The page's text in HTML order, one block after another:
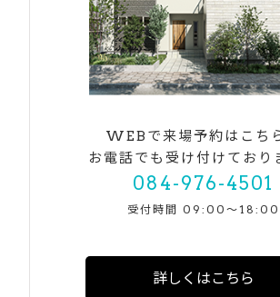
WEBで来場予約はこち
お電話でも受け付けており
084-976-4501
受付時間 09:00〜18:00
詳しくはこちら